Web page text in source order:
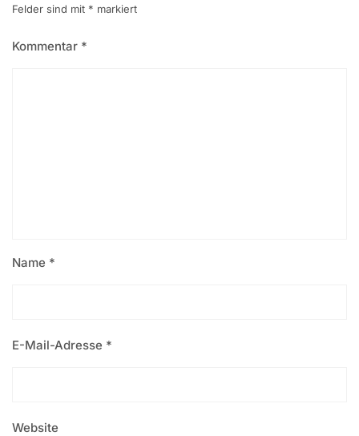
Felder sind mit * markiert
Kommentar *
Name *
E-Mail-Adresse *
Website